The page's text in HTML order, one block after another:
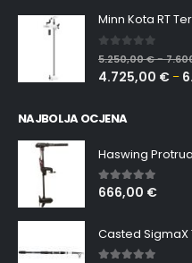
Minn Kota RT
0 out of 5
5.250,00€–
4.725,00 € –
NAJBOLJA OCJENA
Haswing
5.00 out of 5
666,00 €
Casted